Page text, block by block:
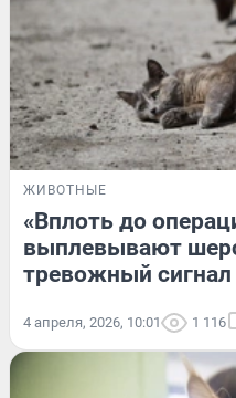
ЖИВОТНЫЕ
«Вплоть до
выплевывают
тревожный сигнал
4 апреля, 2026, 10:01 1 116